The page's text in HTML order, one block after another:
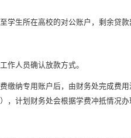
学生所在高校的对公账户，剩余贷款
作人员确认放款方式。
缴纳专用账户后，由财务处完成费
，计划财务处会根据学费冲抵情况